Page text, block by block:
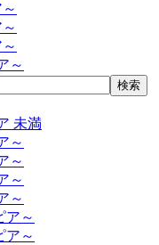
～
未満
～
～
～
～
ア～
ア～